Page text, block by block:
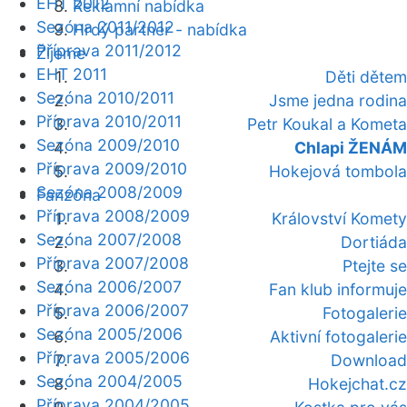
Reklamní nabídka
Hrdý partner - nabídka
Žijeme
Děti dětem
Jsme jedna rodina
Petr Koukal a Kometa
Chlapi ŽENÁM
Hokejová tombola
Fanzóna
Království Komety
Dortiáda
Ptejte se
Fan klub informuje
Fotogalerie
Aktivní fotogalerie
Download
Hokejchat.cz
Sezóna 2011/2012
Příprava 2011/2012
EHT 2011
Sezóna 2010/2011
Příprava 2010/2011
Sezóna 2009/2010
Příprava 2009/2010
Sezóna 2008/2009
Příprava 2008/2009
Sezóna 2007/2008
Příprava 2007/2008
Sezóna 2006/2007
Příprava 2006/2007
Sezóna 2005/2006
Příprava 2005/2006
Sezóna 2004/2005